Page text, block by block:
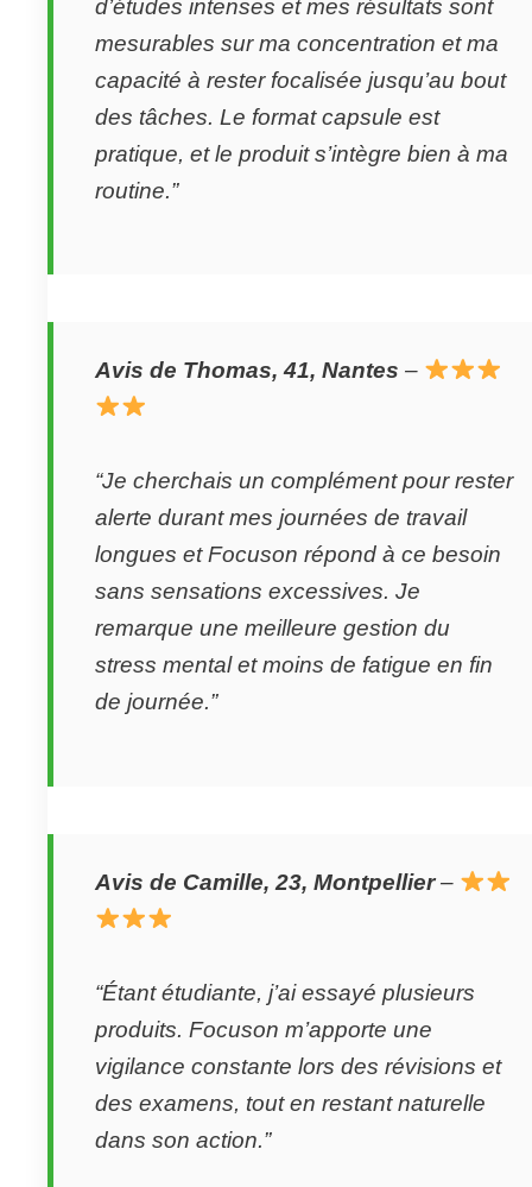
d’études intenses et mes résultats sont
mesurables sur ma concentration et ma
capacité à rester focalisée jusqu’au bout
des tâches. Le format capsule est
pratique, et le produit s’intègre bien à ma
routine.”
Avis de Thomas, 41, Nantes –
“Je cherchais un complément pour rester
alerte durant mes journées de travail
longues et Focuson répond à ce besoin
sans sensations excessives. Je
remarque une meilleure gestion du
stress mental et moins de fatigue en fin
de journée.”
Avis de Camille, 23, Montpellier–
“Étant étudiante, j’ai essayé plusieurs
produits. Focuson m’apporte une
vigilance constante lors des révisions et
des examens, tout en restant naturelle
dans son action.”